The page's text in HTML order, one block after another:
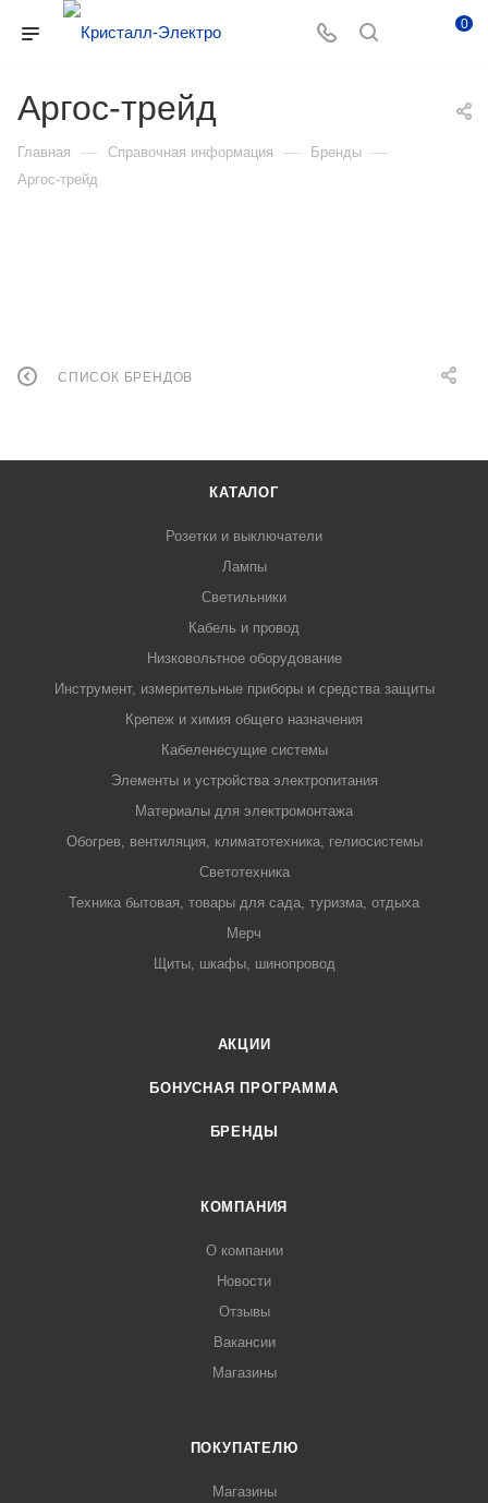
0
Аргос-трейд
Главная — Справочная информация — Бренды —
Аргос-трейд
СПИСОК БРЕНДОВ
КАТАЛОГ
Розетки и выключатели
Лампы
Светильники
Кабель и провод
Низковольтное оборудование
Инструмент, измерительные приборы и средства защиты
Крепеж и химия общего назначения
Кабеленесущие системы
Элементы и устройства электропитания
Материалы для электромонтажа
Обогрев, вентиляция, климатотехника, гелиосистемы
Светотехника
Техника бытовая, товары для сада, туризма, отдыха
Мерч
Щиты, шкафы, шинопровод
АКЦИИ
БОНУСНАЯ ПРОГРАММА
БРЕНДЫ
КОМПАНИЯ
О компании
Новости
Отзывы
Вакансии
Магазины
ПОКУПАТЕЛЮ
Магазины